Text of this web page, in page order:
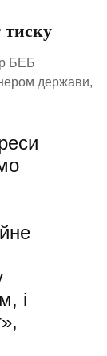
тиску
БЕБ
держави,
і